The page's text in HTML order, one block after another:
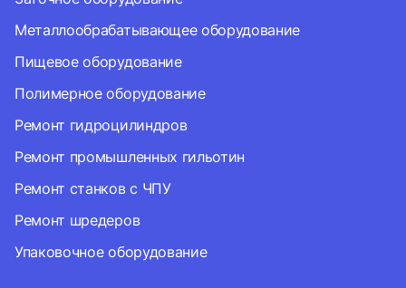
Металлообрабатывающее оборудование
Пищевое оборудование
Полимерное оборудование
Ремонт гидроцилиндров
Ремонт промышленных гильотин
Ремонт станков с ЧПУ
Ремонт шредеров
Упаковочное оборудование